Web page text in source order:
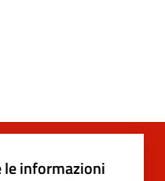
le informazioni